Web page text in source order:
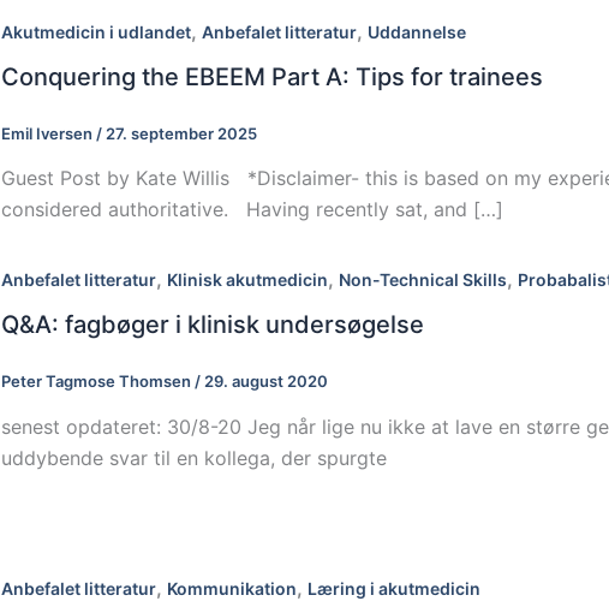
Akutmedicin i udlandet, Anbefalet litteratur, Uddannelse
Conquering the EBEEM Part A: Tips for trainees
Emil Iversen / 27. september 2025
Guest Post by Kate Willis *Disclaimer- this is based on my
considered authoritative. Having recently sat, and […]
Anbefalet litteratur, Klinisk akutmedicin, Non-Technical Skills,
Q&A: fagbøger i klinisk undersøgelse
Peter Tagmose Thomsen / 29. august 2020
senest opdateret: 30/8-20 Jeg når lige nu ikke at lave en større
uddybende svar til en kollega, der spurgte
Anbefalet litteratur, Kommunikation, Læring i akutmedicin